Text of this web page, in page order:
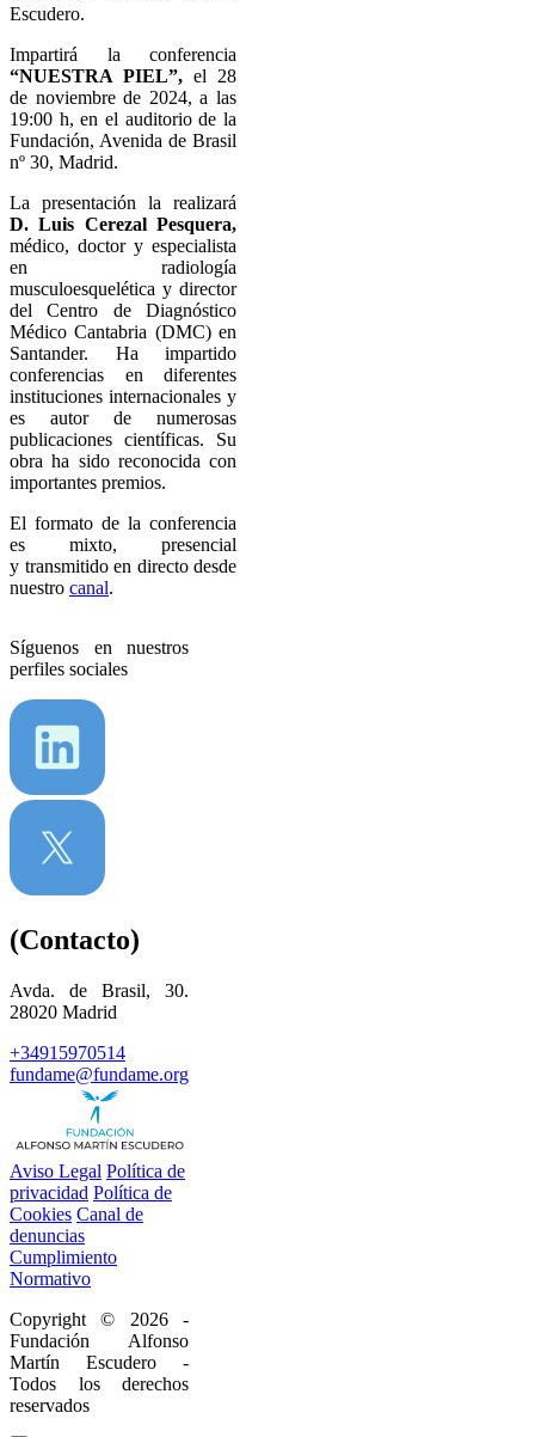
Escudero.
Impartirá la conferencia
“NUESTRA PIEL”, el 28
de noviembre de 2024, a las
19:00 h, en el auditorio de la
Fundación, Avenida de Brasil
nº 30, Madrid.
La presentación la realizará
D. Luis Cerezal Pesquera,
médico, doctor y especialista
en radiología
musculoesquelética y director
del Centro de Diagnóstico
Médico Cantabria (DMC) en
Santander. Ha impartido
conferencias en diferentes
instituciones internacionales y
es autor de numerosas
publicaciones científicas. Su
obra ha sido reconocida con
importantes premios.
El formato de la conferencia
es mixto, presencial
y transmitido en directo desde
nuestro canal.
Síguenos en nuestros
perfiles sociales
(Contacto)
Avda. de Brasil, 30.
28020 Madrid
+34915970514
fundame@fundame.org
Aviso Legal Política de
privacidad Política de
Cookies Canal de
denuncias
Cumplimiento
Normativo
Copyright © 2026 -
Fundación Alfonso
Martín Escudero -
Todos los derechos
reservados